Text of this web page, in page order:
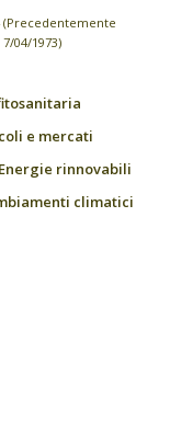
(Precedentemente
04/1973)
e mercati
Energie rinnovabili
climatici